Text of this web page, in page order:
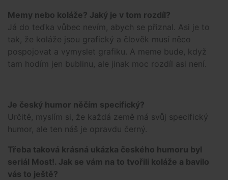
Memy nebo koláže? Jaký je v tom rozdíl?
Já do teďka vůbec nevím, abych se přiznal. Asi je to
tak, že koláže jsou grafický a člověk musí něco
pospojovat a vymyslet grafiku. A meme bude, když
tam hodím jen bublinu, ale jinak moc rozdíl asi není.
Je český humor něčím specifický?
Určitě, myslím si, že každá země má svůj specifický
humor, ale ten náš je opravdu černý.
Třeba taková krásná ukázka českého humoru byl
seriál Most!. Jak se vám na to tvořili koláže a bavilo
vás to ještě?